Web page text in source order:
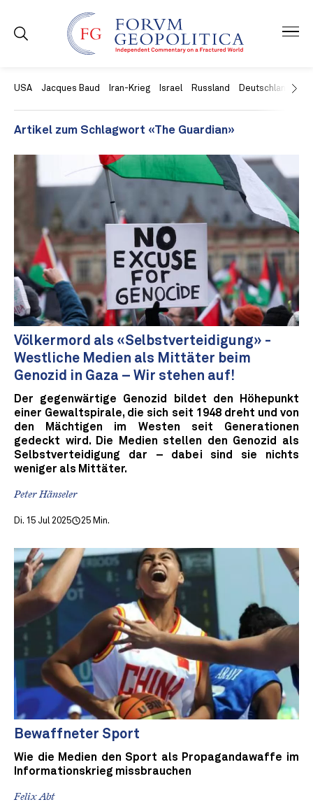
USA Jacques Baud Iran-Krieg Israel Russland Deutschland
Artikel zum Schlagwort «The Guardian»
Völkermord als «Selbstverteidigung» -
Westliche Medien als Mittäter beim
Genozid in Gaza – Wir stehen auf!
Der gegenwärtige Genozid bildet den Höhepunkt
einer Gewaltspirale, die sich seit 1948 dreht und von
den Mächtigen im Westen seit Generationen
gedeckt wird. Die Medien stellen den Genozid als
Selbstverteidigung dar – dabei sind sie nichts
weniger als Mittäter.
Peter Hänseler
Di. 15 Jul 2025 25 Min.
Bewaffneter Sport
Wie die Medien den Sport als Propagandawaffe im
Informationskrieg missbrauchen
Felix Abt